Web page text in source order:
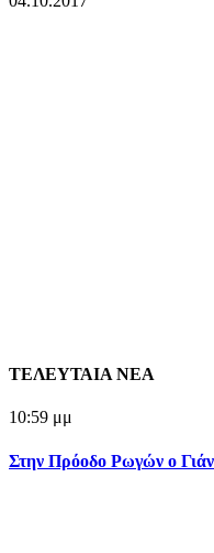
ΤΕΛΕΥΤΑΙΑ ΝΕΑ
10:59 μμ
Στην Πρόοδο Ρωγών ο